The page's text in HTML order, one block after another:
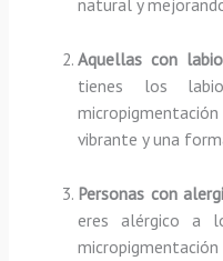
natural y
Aquellas con
tienes los
vibrante y una
Personas con
eres alérgico a